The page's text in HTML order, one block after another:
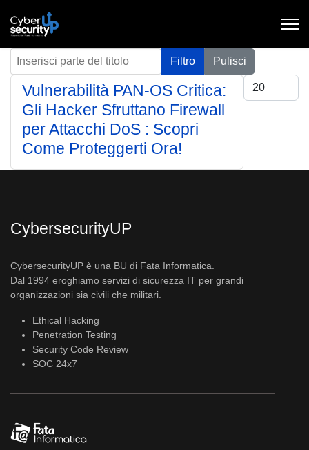
Inserisci parte del titolo Filtro
Pulisci
Visualizza #
Vulnerabilità PAN-OS Critica:
Gli Hacker Sfruttano Firewall
per Attacchi DoS : Scopri
Come Proteggerti Ora!
CybersecurityUP
CybersecurityUP è una BU di Fata Informatica.
Dal 1994 eroghiamo servizi di sicurezza IT per grandi
organizzazioni sia civili che militari.
Ethical Hacking
Penetration Testing
Security Code Review
SOC 24x7